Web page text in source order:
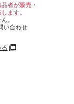
者が販売・
ます。
。
い合わせ
る